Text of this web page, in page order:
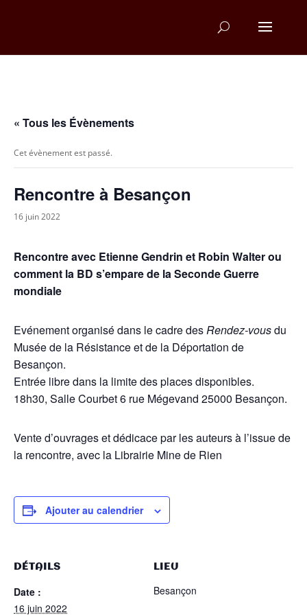
« Tous les Évènements
Cet évènement est passé.
Rencontre à Besançon
16 juin 2022
Rencontre avec Etienne Gendrin et Robin Walter ou
comment la BD s’empare de la Seconde Guerre
mondiale
Evénement organisé dans le cadre desRendez-vousdu
Musée de la Résistance et de la Déportation de
Besançon.
Entrée libre dans la limite des places disponibles.
18h30, Salle Courbet 6 rue Mégevand 25000 Besançon.
Vente d’ouvrages et dédicace par les auteurs à l’issue de
la rencontre, avec la Librairie Mine de Rien
Ajouter au calendrier
DÉTAILS
Date :
16 juin 2022
LIEU
Besançon